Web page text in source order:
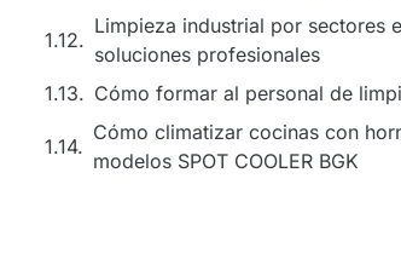
Limpieza industrial por sectores
soluciones profesionales
Cómo formar al personal de
Cómo climatizar cocinas con
modelos SPOT COOLER BGK